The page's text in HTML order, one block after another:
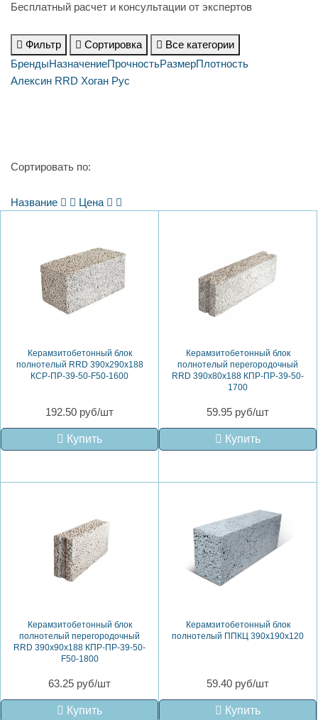
Бесплатный расчет и консультации от экспертов
Фильтр Сортировка
Все категории
БрендыНазначениеПрочностьРазмерПлотность
Алексин RRD Хоган Рус
Сортировать по:
Название Цена
Керамзитобетонный блок
полнотелый RRD 390х290х188
КСР-ПР-39-50-F50-1600
192.50 руб/шт
Купить
Керамзитобетонный блок
полнотелый перегородочный
RRD 390х80х188 КПР-ПР-39-50-
1700
59.95 руб/шт
Купить
Керамзитобетонный блок
полнотелый перегородочный
RRD 390х90х188 КПР-ПР-39-50-
F50-1800
63.25 руб/шт
Купить
Керамзитобетонный блок
полнотелый ППКЦ 390х190х120
59.40 руб/шт
Купить